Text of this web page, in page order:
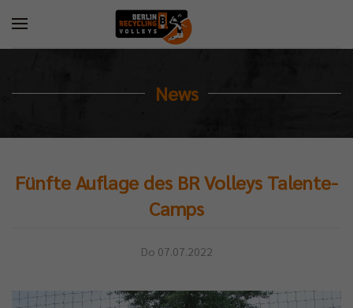
News
Fünfte Auflage des BR Volleys Talente-
Camps
Do 07.07.2022